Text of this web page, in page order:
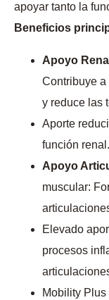
apoyar tanto la
Beneficios
Apoyo
Contribuye
y reduce las
Aporte
función renal.
Apoyo
muscular:
Elevado
procesos
Mobility